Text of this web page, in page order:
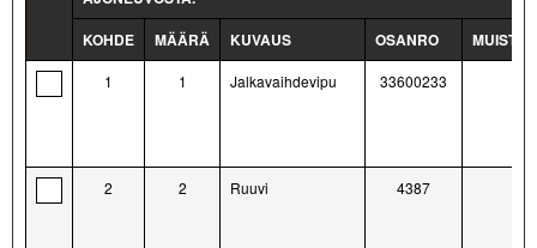
KOHDE
MÄÄRÄ KUVAUS OSANRO
1 1 Jalkavaihdevipu 33600233
2 2 Ruuvi 4387